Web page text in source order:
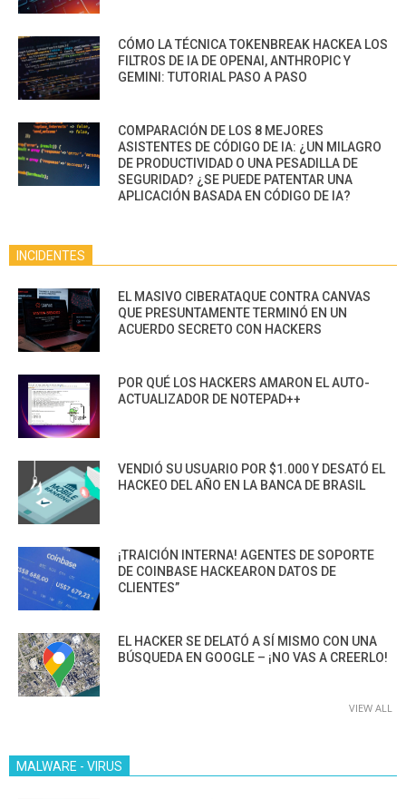
CÓMO LA TÉCNICA TOKENBREAK HACKEA LOS
FILTROS DE IA DE OPENAI, ANTHROPIC Y
GEMINI: TUTORIAL PASO A PASO
COMPARACIÓN DE LOS 8 MEJORES
ASISTENTES DE CÓDIGO DE IA: ¿UN MILAGRO
DE PRODUCTIVIDAD O UNA PESADILLA DE
SEGURIDAD? ¿SE PUEDE PATENTAR UNA
APLICACIÓN BASADA EN CÓDIGO DE IA?
INCIDENTES
EL MASIVO CIBERATAQUE CONTRA CANVAS
QUE PRESUNTAMENTE TERMINÓ EN UN
ACUERDO SECRETO CON HACKERS
POR QUÉ LOS HACKERS AMARON EL AUTO-
ACTUALIZADOR DE NOTEPAD++
VENDIÓ SU USUARIO POR $1.000 Y DESATÓ EL
HACKEO DEL AÑO EN LA BANCA DE BRASIL
¡TRAICIÓN INTERNA! AGENTES DE SOPORTE
DE COINBASE HACKEARON DATOS DE
CLIENTES”
EL HACKER SE DELATÓ A SÍ MISMO CON UNA
BÚSQUEDA EN GOOGLE – ¡NO VAS A CREERLO!
VIEW ALL
MALWARE - VIRUS